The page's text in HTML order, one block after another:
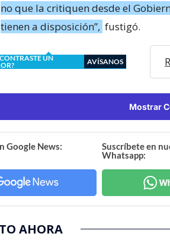
no que la critiquen desde el
tienen a disposición”, fustigó.
UN
AVÍSANOS
Mostrar
Google News:
Suscríbete en
Whatsapp:
AHORA